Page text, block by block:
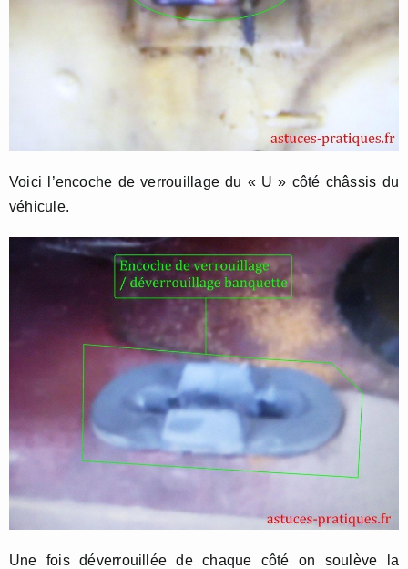
Voici l’encoche de verrouillage du « U » côté châssis du
véhicule.
Une fois déverrouillée de chaque côté on soulève la